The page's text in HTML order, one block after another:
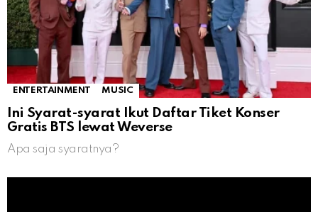
ENTERTAINMENT MUSIC
Ini Syarat-syarat Ikut Daftar Tiket Konser
Gratis BTS lewat Weverse
Apa saja syaratnya?